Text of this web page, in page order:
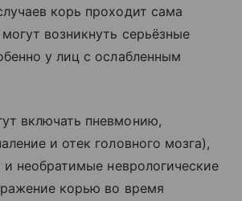
корь проходит сама
возникнуть серьёзные
у лиц с ослабленным
включать пневмонию,
и отек головного мозга),
и необратимые неврологические
корью во время